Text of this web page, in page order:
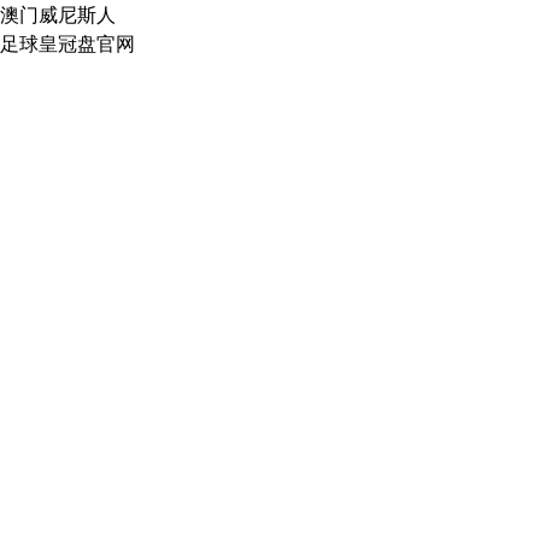
澳门威尼斯人
足球皇冠盘官网